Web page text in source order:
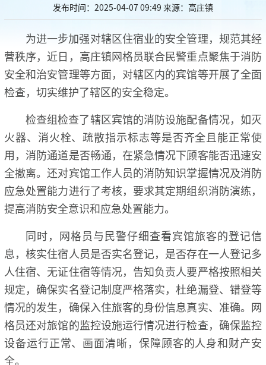
发布时间：2025-04-07 09:49 来源：高庄镇
为进一步加强对辖区住宿业的安全管理，规范其经
营秩序，近日，高庄镇网格员联合民警重点聚焦于消防
安全和治安管理等方面，对辖区内的宾馆等开展了全面
检查，切实维护了辖区的安全稳定。
检查组检查了辖区宾馆的消防设施配备情况，如灭
火器、消火栓、疏散指示标志等是否齐全且能正常使
用，消防通道是否畅通，在紧急情况下顾客能否迅速安
全撤离。还对宾馆工作人员的消防知识掌握情况及消防
应急处置能力进行了考核，要求其定期组织消防演练，
提高消防安全意识和应急处置能力。
同时，网格员与民警仔细查看宾馆旅客的登记信
息，核实住宿人员是否实名登记，是否存在一人登记多
人住宿、无证住宿等情况，告知负责人要严格按照相关
规定，确保实名登记制度严格落实，杜绝漏登、错登等
情况的发生，确保入住旅客的身份信息真实、准确。网
格员还对旅馆的监控设施运行情况进行检查，确保监控
设备运行正常、画面清晰，保障顾客的人身和财产安
全。